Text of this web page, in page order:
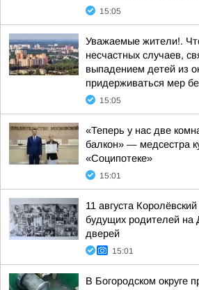
15:05
Уважаемые жители!.
несчастных случаев,
выпадением детей из
придерживаться мер
15:05
«Теперь у нас две
балкон» — медсестра
«Соципотеке»
15:01
11 августа
будущих родителей на
дверей
15:01
В Богородском округе